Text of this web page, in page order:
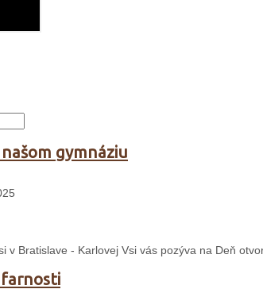
gymnáziu
v Bratislave - Karlovej Vsi vás pozýva na Deň
farnosti